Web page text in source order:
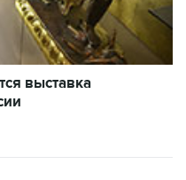
выставка